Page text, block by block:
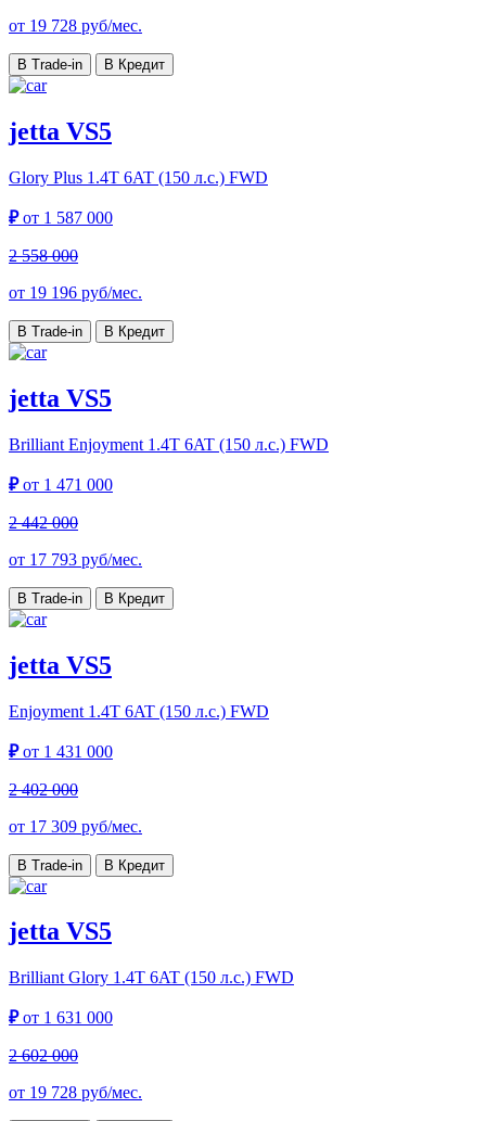
от 19 728 руб/мес.
В Trade-in В Кредит
jetta VS5
Glory Plus 1.4T 6AT (150 л.с.) FWD
₽от 1 587 000
2 558 000
от 19 196 руб/мес.
В Trade-in В Кредит
jetta VS5
Brilliant Enjoyment 1.4T 6AT (150 л.с.) FWD
₽от 1 471 000
2 442 000
от 17 793 руб/мес.
В Trade-in В Кредит
jetta VS5
Enjoyment 1.4T 6AT (150 л.с.) FWD
₽от 1 431 000
2 402 000
от 17 309 руб/мес.
В Trade-in В Кредит
jetta VS5
Brilliant Glory 1.4T 6AT (150 л.с.) FWD
₽от 1 631 000
2 602 000
от 19 728 руб/мес.